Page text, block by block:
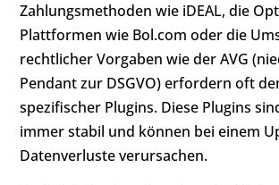
Zahlungsmethoden wie iDEAL, die
Plattformen wie Bol.com oder die
rechtlicher Vorgaben wie der AVG
Pendant zur DSGVO) erfordern oft
spezifischer Plugins. Diese Plugins
immer stabil und können bei einem
Datenverluste verursachen.